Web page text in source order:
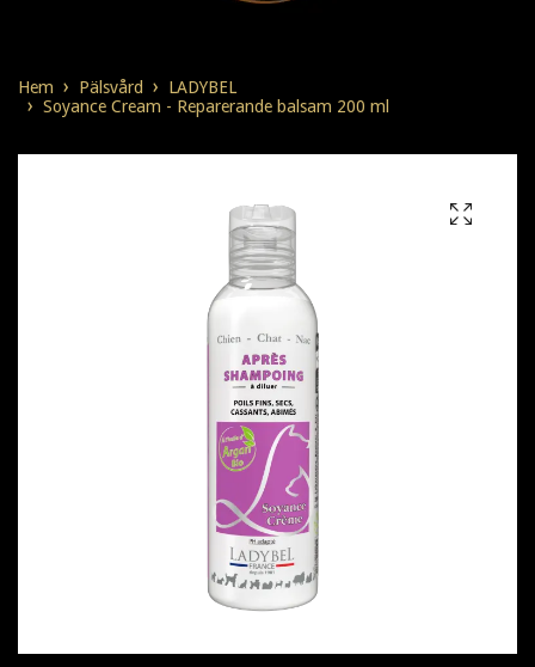
Hem Pälsvård
LADYBEL
Soyance Cream - Reparerande balsam 200 ml